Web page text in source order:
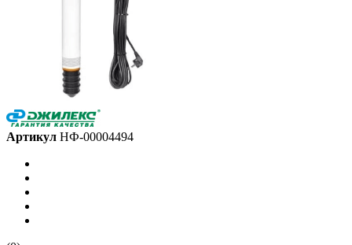
Артикул НФ-00004494